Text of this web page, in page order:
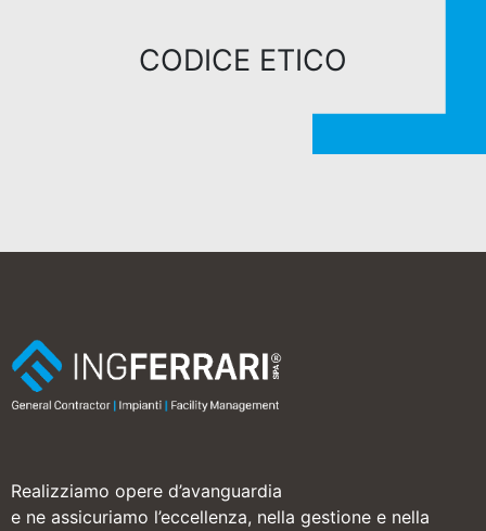
CODICE ETICO
Realizziamo opere d’avanguardia
e ne assicuriamo l’eccellenza, nella gestione e nella